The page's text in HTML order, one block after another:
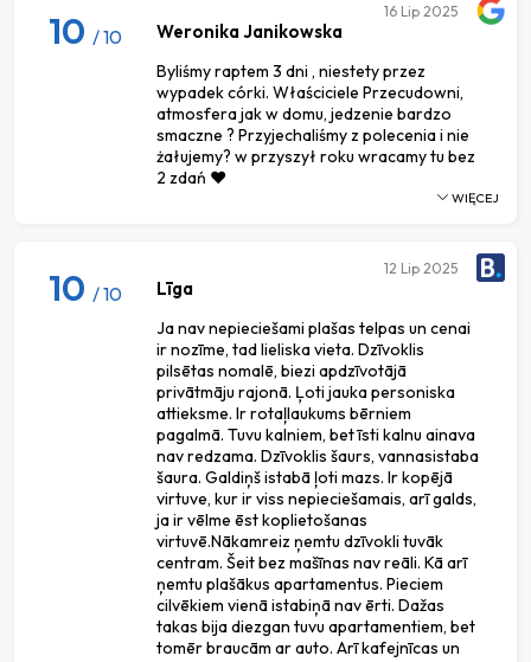
10 / 10 Weronika Janikowska
Byliśmy raptem 3 dni , niestety przez
wypadek córki. Właściciele Przecudowni,
atmosfera jak w domu, jedzenie bardzo
smaczne ? Przyjechaliśmy z polecenia i nie
żałujemy? w przyszył roku wracamy tu bez
2 zdań ❤️
16 Lip 2025
WIĘCEJ
10 / 10 Līga
Ja nav nepieciešami plašas telpas un cenai
ir nozīme, tad lieliska vieta. Dzīvoklis
pilsētas nomalē, biezi apdzīvotājā
privātmāju rajonā. Ļoti jauka personiska
attieksme. Ir rotaļlaukums bērniem
pagalmā. Tuvu kalniem, bet īsti kalnu ainava
nav redzama. Dzīvoklis šaurs, vannasistaba
šaura. Galdiņš istabā ļoti mazs. Ir kopējā
virtuve, kur ir viss nepieciešamais, arī galds,
ja ir vēlme ēst koplietošanas
virtuvē.Nākamreiz ņemtu dzīvokli tuvāk
centram. Šeit bez mašīnas nav reāli. Kā arī
ņemtu plašākus apartamentus. Pieciem
cilvēkiem vienā istabiņā nav ērti. Dažas
takas bija diezgan tuvu apartamentiem, bet
tomēr braucām ar auto. Arī kafejnīcas un
12 Lip 2025